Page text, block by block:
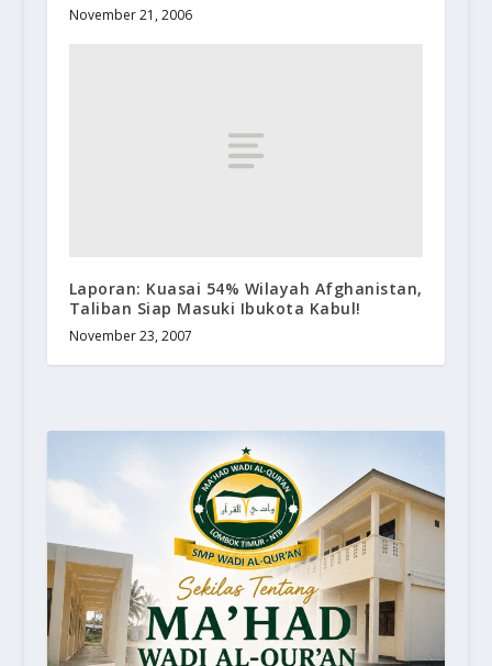
November 21, 2006
Laporan: Kuasai 54% Wilayah Afghanistan,
Taliban Siap Masuki Ibukota Kabul!
November 23, 2007